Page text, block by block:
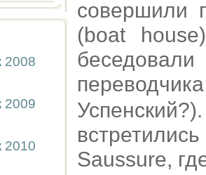
2008
2009
2010
совершили
(boat
Saussure,